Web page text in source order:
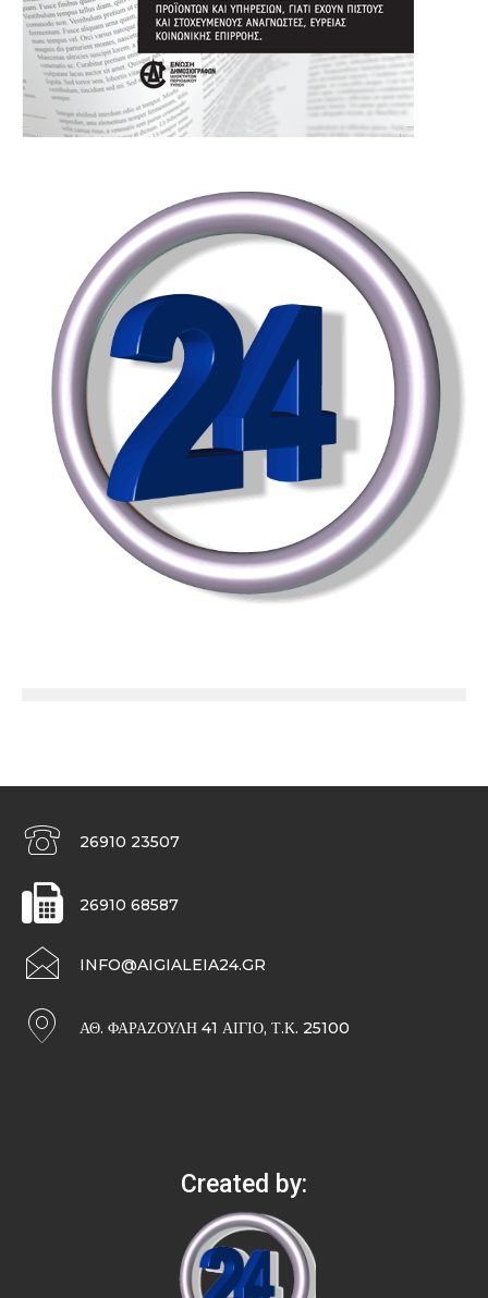
26910 23507
26910 68587
INFO@AIGIALEIA24.GR
ΑΘ. ΦΑΡΑΖΟΥΛΉ 41 ΑΊΓΙΟ, Τ.Κ. 25100
Created by: